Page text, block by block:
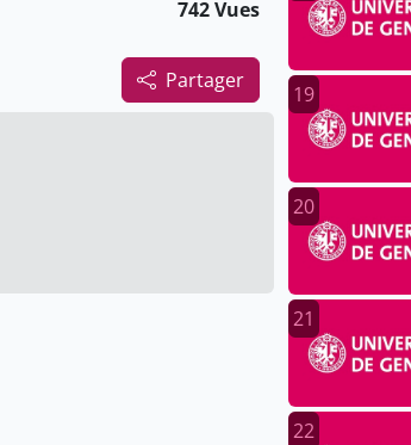
742 Vues
Partager
19
20
21
22